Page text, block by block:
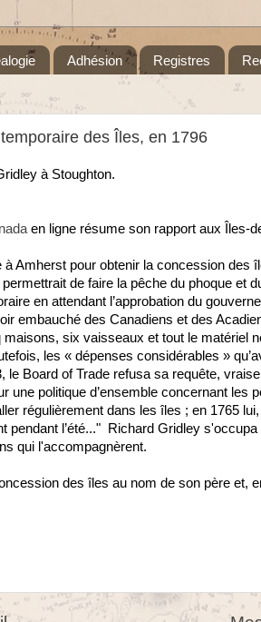
Adhésion Registres
des Îles, en 1796
à Stoughton.
en ligne résume son rapport aux Îles-
Amherst pour obtenir la concession des
de faire la pêche du phoque et
en attendant l’approbation du
embauché des Canadiens et des
maisons, six vaisseaux et tout le matériel
les « dépenses considérables »
le Board of Trade refusa sa requête,
une politique d’ensemble concernant les
régulièrement dans les îles ; en 1765
pendant l’été..." Richard Gridley s'occupa
qui l'accompagnèrent.
des îles au nom de son père et,